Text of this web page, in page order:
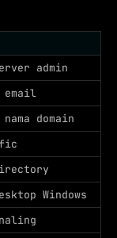
admin
email
domain
Windows